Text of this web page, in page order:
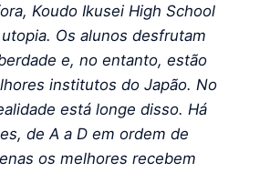
Koudo Ikusei High School
Os alunos desfrutam
e, no entanto, estão
institutos do Japão. No
está longe disso. Há
de A a D em ordem de
os melhores recebem